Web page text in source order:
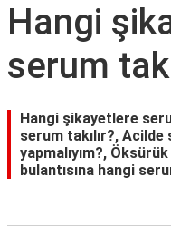
Hangi
serum
Hangi şikayetlere
serum takılır?,
yapmalıyım?,
bulantısına hangi